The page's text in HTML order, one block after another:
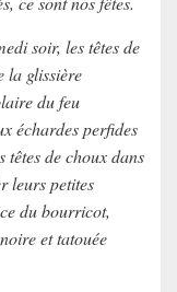
soir, les têtes de
la glissière
du feu
échardes perfides
têtes de choux dans
leurs petites
du bourricot,
et tatouée